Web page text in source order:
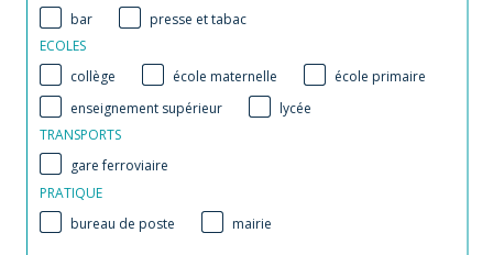
bar
presse et tabac
ECOLES
collège
école maternelle
école primaire
enseignement supérieur
lycée
TRANSPORTS
gare ferroviaire
PRATIQUE
bureau de poste
mairie